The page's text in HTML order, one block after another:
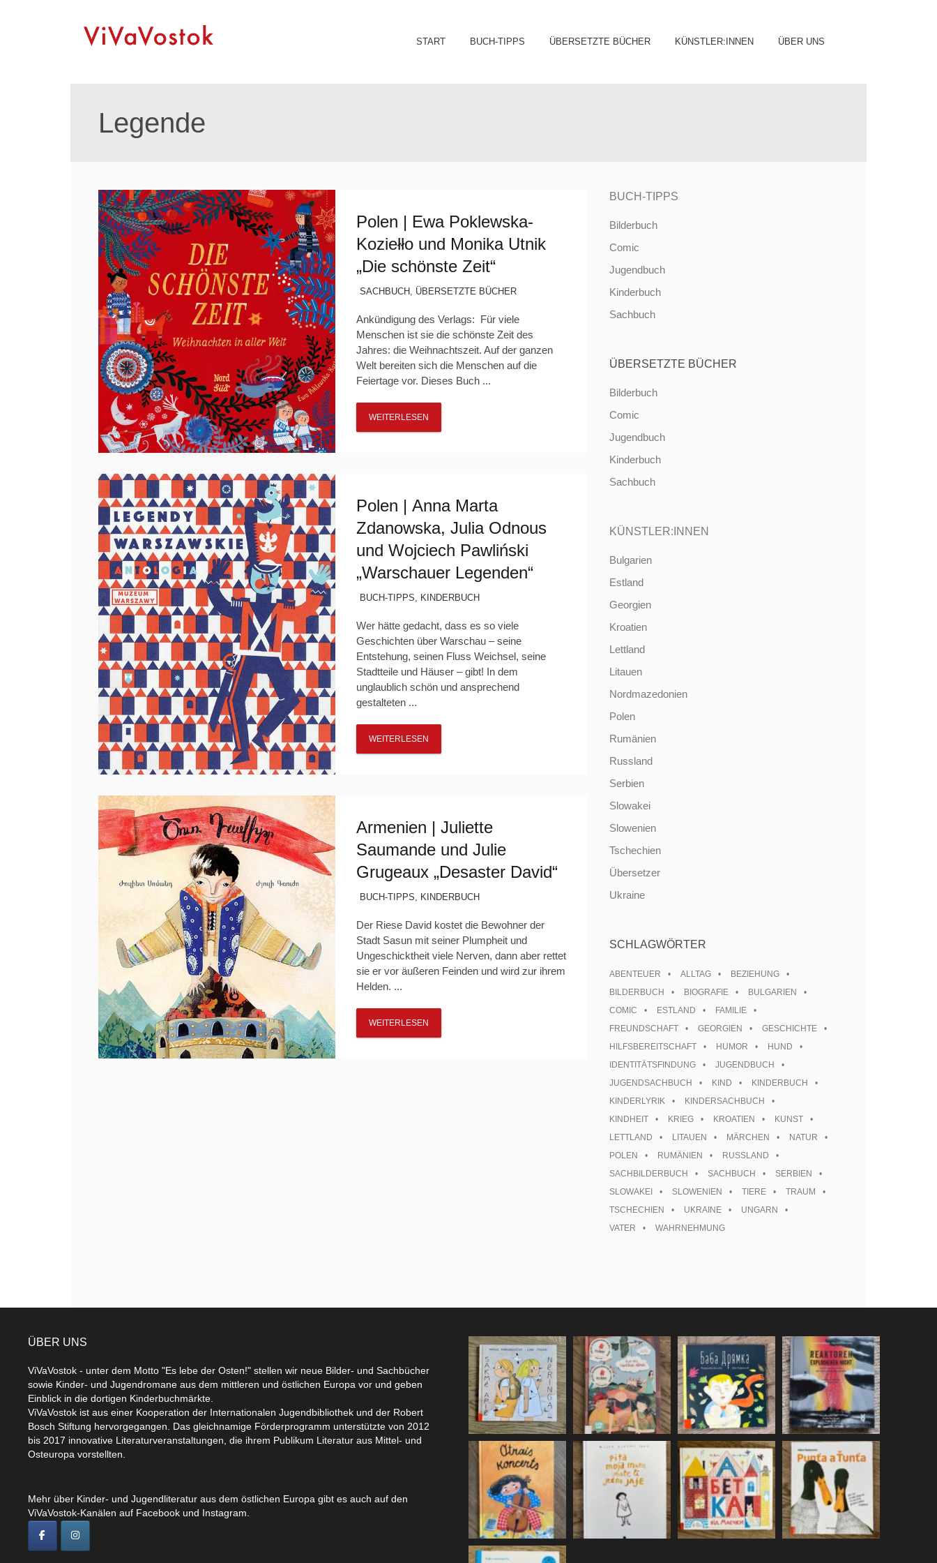
Skip
START BUCH-TIPPS ÜBERSETZTE BÜCHER KÜNSTLER:INNEN ÜBER UNS
Legende
Polen | Ewa Poklewska-
Koziełło und Monika Utnik
„Die schönste Zeit“
SACHBUCH , ÜBERSETZTE BÜCHER
Ankündigung des Verlags: Für viele
Menschen ist sie die schönste Zeit des
Jahres: die Weihnachtszeit. Auf der ganzen
Welt bereiten sich die Menschen auf die
Feiertage vor. Dieses Buch ...
WEITERLESEN
Polen | Anna Marta
Zdanowska, Julia Odnous
und Wojciech Pawliński
„Warschauer Legenden“
BUCH-TIPPS, KINDERBUCH
Wer hätte gedacht, dass es so viele
Geschichten über Warschau – seine
Entstehung, seinen Fluss Weichsel, seine
Stadtteile und Häuser – gibt! In dem
unglaublich schön und ansprechend
gestalteten ...
WEITERLESEN
Armenien | Juliette
Saumande und Julie
Grugeaux „Desaster David“
BUCH-TIPPS, KINDERBUCH
Der Riese David kostet die Bewohner der
Stadt Sasun mit seiner Plumpheit und
Ungeschicktheit viele Nerven, dann aber rettet
sie er vor äußeren Feinden und wird zur ihrem
Helden. ...
WEITERLESEN
BUCH-TIPPS
Bilderbuch
Comic
Jugendbuch
Kinderbuch
Sachbuch
ÜBERSETZTE BÜCHER
Bilderbuch
Comic
Jugendbuch
Kinderbuch
Sachbuch
KÜNSTLER:INNEN
Bulgarien
Estland
Georgien
Kroatien
Lettland
Litauen
Nordmazedonien
Polen
Rumänien
Russland
Serbien
Slowakei
Slowenien
Tschechien
Übersetzer
Ukraine
SCHLAGWÖRTER
ABENTEUER ALLTAG
BEZIEHUNG
BILDERBUCH
BIOGRAFIE
BULGARIEN
COMIC
ESTLAND
FAMILIE
FREUNDSCHAFT
GEORGIEN
GESCHICHTE
HILFSBEREITSCHAFT
HUMOR
HUND
IDENTITÄTSFINDUNG
JUGENDBUCH
JUGENDSACHBUCH
KIND
KINDERBUCH
KINDERLYRIK
KINDERSACHBUCH
KINDHEIT
KRIEG KROATIEN
KUNST
LETTLAND
LITAUEN MÄRCHEN
NATUR
POLEN
RUMÄNIEN
RUSSLAND
SACHBILDERBUCH
SACHBUCH
SERBIEN
SLOWAKEI
SLOWENIEN TIERE
TRAUM
TSCHECHIEN
UKRAINE
UNGARN
VATER
WAHRNEHMUNG
ÜBER UNS
ViVaVostok - unter dem Motto "Es lebe der Osten!" stellen wir neue Bilder- und Sachbücher
sowie Kinder- und Jugendromane aus dem mittleren und östlichen Europa vor und geben
Einblick in die dortigen Kinderbuchmärkte.
ViVaVostok ist aus einer Kooperation der Internationalen Jugendbibliothek und der Robert
Bosch Stiftung hervorgegangen. Das gleichnamige Förderprogramm unterstützte von 2012
bis 2017 innovative Literaturveranstaltungen, die ihrem Publikum Literatur aus Mittel- und
Osteuropa vorstellten.
Mehr über Kinder- und Jugendliteratur aus dem östlichen Europa gibt es auch auf den
ViVaVostok-Kanälen auf Facebook und Instagram.